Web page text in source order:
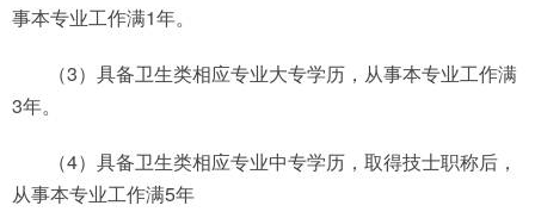
事本专业工作满1年。
（3）具备卫生类相应专业大专学历，从事本专业工作满
3年。
（4）具备卫生类相应专业中专学历，取得技士职称后，
从事本专业工作满5年